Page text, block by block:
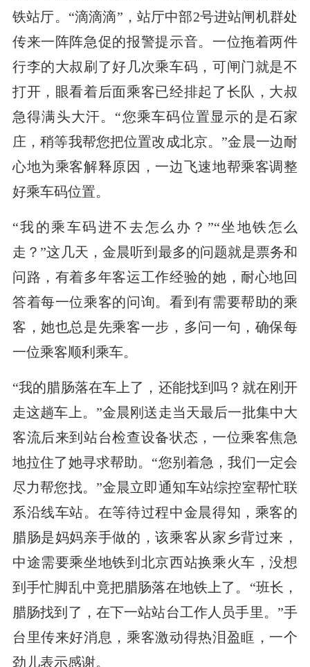
铁站厅。“滴滴滴”，站厅中部2号进站闸机群处
传来一阵阵急促的报警提示音。一位拖着两件
行李的大叔刷了好几次乘车码，可闸门就是不
打开，眼看着后面乘客已经排起了长队，大叔
急得满头大汗。“您乘车码位置显示的是石家
庄，稍等我帮您把位置改成北京。”金晨一边耐
心地为乘客解释原因，一边飞速地帮乘客调整
好乘车码位置。
“我的乘车码进不去怎么办？”“坐地铁怎么
走？”这几天，金晨听到最多的问题就是票务和
问路，有着多年客运工作经验的她，耐心地回
答着每一位乘客的问询。看到有需要帮助的乘
客，她也总是先乘客一步，多问一句，确保每
一位乘客顺利乘车。
“我的腊肠落在车上了，还能找到吗？就在刚开
走这趟车上。”金晨刚送走当天最后一批集中大
客流后来到站台检查设备状态，一位乘客焦急
地拉住了她寻求帮助。“您别着急，我们一定会
尽力帮您找。”金晨立即通知车站综控室帮忙联
系沿线车站。在等待过程中金晨得知，乘客的
腊肠是妈妈亲手做的，该乘客从家乡背过来，
中途需要乘坐地铁到北京西站换乘火车，没想
到手忙脚乱中竟把腊肠落在地铁上了。“班长，
腊肠找到了，在下一站站台工作人员手里。”手
台里传来好消息，乘客激动得热泪盈眶，一个
劲儿表示感谢。